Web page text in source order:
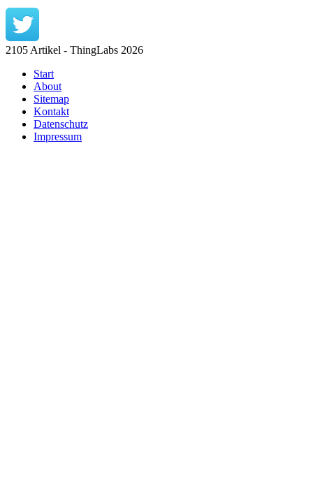
2105 Artikel - ThingLabs 2026
Start
About
Sitemap
Kontakt
Datenschutz
Impressum